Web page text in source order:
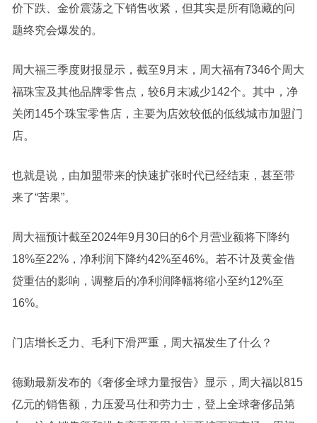
价下跌、金价震荡之下销售收紧，但其实是所有隐藏的问
题终究会爆发的。
周大福三季度财报显示，截至9月末，周大福有7346个周大
福珠宝及其他品牌零售点，较6月末减少142个。其中，净
关闭145个珠宝零售店，主要为店效较低的低线城市加盟门
店。
也就是说，由加盟带来的快速扩张时代已经结束，甚至带
来了“苦果”。
周大福预计截至2024年9月30日的6个月营业额将下降约
18%至22%，净利润下降约42%至46%。若不计及黄金借
贷重估的影响，调整后的净利润降幅将缩小至约12%至
16%。
门店增长乏力、毛利下滑严重，周大福发生了什么？
德勤最新发布的《奢侈全球力量报告》显示，周大福以815
亿元的销售额，力压爱马仕和劳力士，登上全球奢侈品第